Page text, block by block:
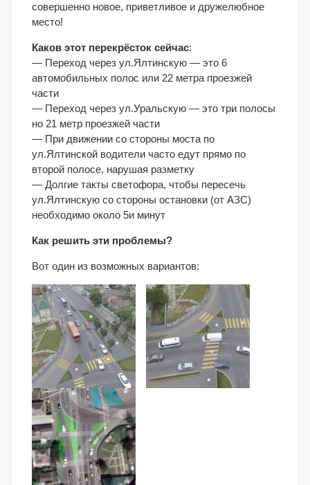
совершенно новое, приветливое и дружелюбное
место!
Каков этот перекрёсток сейчас:
— Переход через ул.Ялтинскую — это 6
автомобильных полос или 22 метра проезжей
части
— Переход через ул.Уральскую — это три полосы
но 21 метр проезжей части
— При движении со стороны моста по
ул.Ялтинской водители часто едут прямо по
второй полосе, нарушая разметку
— Долгие такты светофора, чтобы пересечь
ул.Ялтинскую со стороны остановки (от АЗС)
необходимо около 5и минут
Как решить эти проблемы?
Вот один из возможных вариантов: